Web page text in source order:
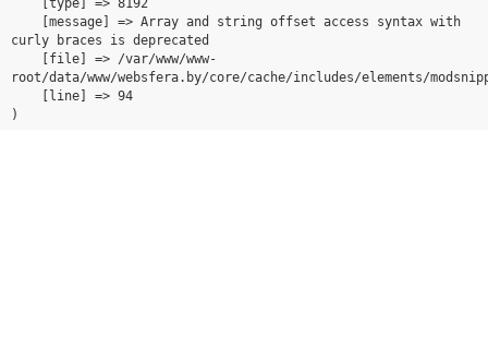
curly braces is deprecated
root/data/www/websfera.by/core/cache/includes/elements/